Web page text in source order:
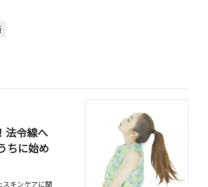
法令線へ
ちに始め
スキンケアに関